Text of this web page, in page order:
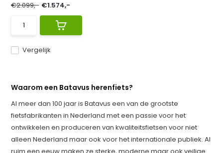
Vergelijk
€2.099,- €1.574,-
Waarom een Batavus herenfiets?
Al meer dan 100 jaar is Batavus een van de grootste
fietsfabrikanten in Nederland met een passie voor het
ontwikkelen en produceren van kwaliteitsfietsen voor niet
alleen Nederland maar ook voor het internationale publiek. Al